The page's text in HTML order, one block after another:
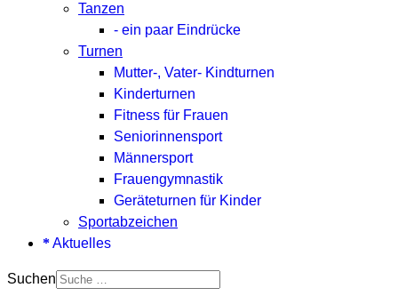
Tanzen
- ein paar Eindrücke
Turnen
Mutter-, Vater- Kindturnen
Kinderturnen
Fitness für Frauen
Seniorinnensport
Männersport
Frauengymnastik
Geräteturnen für Kinder
Sportabzeichen
Aktuelles
Suchen